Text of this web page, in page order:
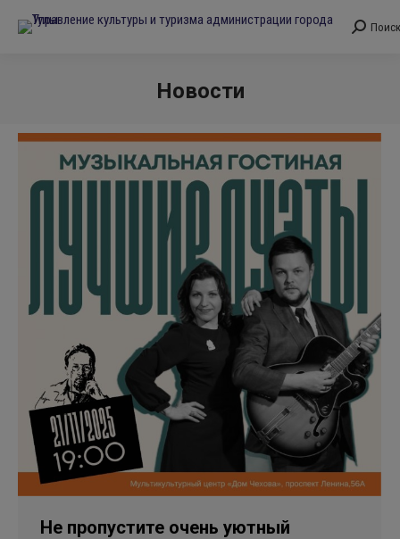
Поиск:
Поиск
Новости
Не пропустите очень уютный